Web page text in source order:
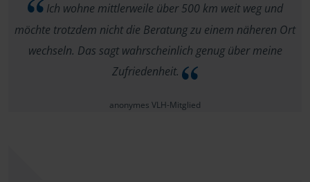
Ich wohne mittlerweile über 500 km weit weg und
möchte trotzdem nicht die Beratung zu einem näheren Ort
wechseln. Das sagt wahrscheinlich genug über meine
Zufriedenheit.
anonymes VLH-Mitglied